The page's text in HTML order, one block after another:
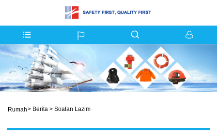
Rumah> Berita > Soalan Lazim